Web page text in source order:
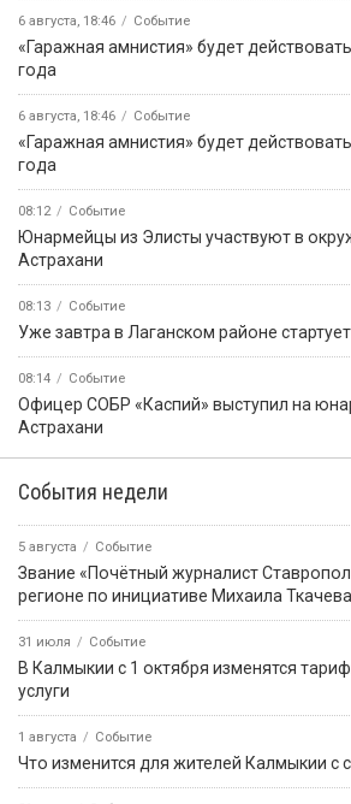
6 августа, 18:46 Событие
«Гаражная амнистия» будет
года
6 августа, 18:46 Событие
«Гаражная амнистия» будет
года
08:12 Событие
Юнармейцы из Элисты участвуют в
Астрахани
08:13 Событие
Уже завтра в Лаганском районе
08:14 Событие
Офицер СОБР «Каспий» выступил на
Астрахани
События недели
5 августа Событие
Звание «Почётный журналист
регионе по инициативе Михаила Ткачева
31 июля Событие
В Калмыкии с 1 октября изменятся
услуги
1 августа Событие
Что изменится для жителей Калмыкии с